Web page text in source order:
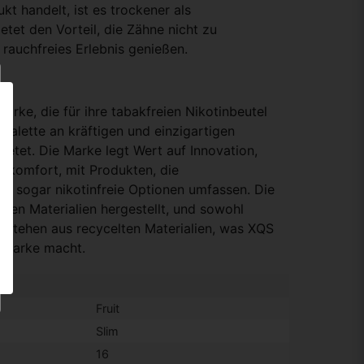
handelt, ist es trockener als
den Vorteil, die Zähne nicht zu
Erlebnis genießen.
die für ihre tabakfreien Nikotinbeutel
an kräftigen und einzigartigen
Die Marke legt Wert auf Innovation,
mit Produkten, die
sogar nikotinfreie Optionen umfassen. Die
Materialien hergestellt, und sowohl
aus recycelten Materialien, was XQS
macht.
Fruit
Slim
16